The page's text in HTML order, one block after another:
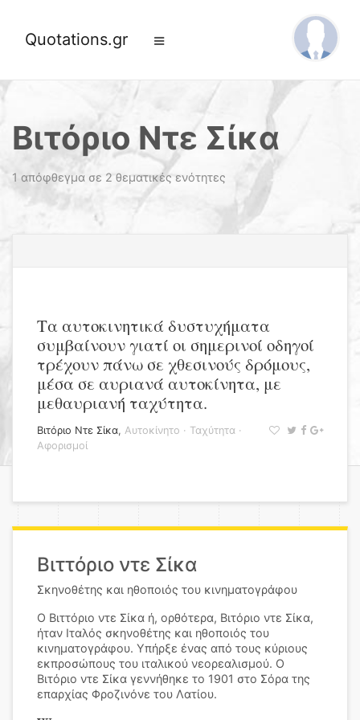
Quotations.gr
Βιτόριο Ντε Σίκα
1 απόφθεγμα σε 2 θεματικές ενότητες
Τα αυτοκινητικά δυστυχήματα
συμβαίνουν γιατί οι σημερινοί οδηγοί
τρέχουν πάνω σε χθεσινούς δρόμους,
μέσα σε αυριανά αυτοκίνητα, με
μεθαυριανή ταχύτητα.
Βιτόριο Ντε Σίκα, Αυτοκίνητο · Ταχύτητα ·
Αφορισμοί
Βιττόριο ντε Σίκα
Σκηνοθέτης και ηθοποιός του κινηματογράφου
Ο Βιττόριο ντε Σίκα ή, ορθότερα, Βιτόριο ντε Σίκα,
ήταν Ιταλός σκηνοθέτης και ηθοποιός του
κινηματογράφου. Υπήρξε ένας από τους κύριους
εκπροσώπους του ιταλικού νεορεαλισμού. Ο
Βιτόριο ντε Σίκα γεννήθηκε το 1901 στο Σόρα της
επαρχίας Φροζινόνε του Λατίου.